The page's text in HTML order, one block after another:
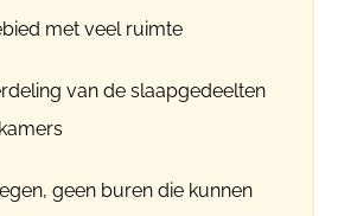
met veel ruimte
van de slaapgedeelten
geen buren die kunnen